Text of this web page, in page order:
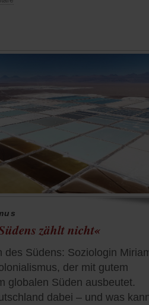
zählt nicht«
des Südens: Soziologin
der mit gutem
globalen Süden ausbeutet.
dabei – und was